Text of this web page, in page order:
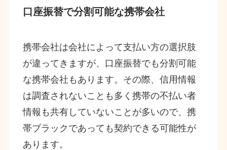
口座振替で分割可能な携帯会社
携帯会社は会社によって支払い方の選択肢
が違ってきますが、口座振替でも分割可能
な携帯会社もあります。その際、信用情報
は調査されないことも多く携帯の不払い者
情報も共有していないことが多いので、携
帯ブラックであっても契約できる可能性が
あります。